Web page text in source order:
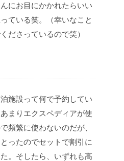
にお目にかかれたらいい
ている笑。（幸いなこと
ださっているので笑）
施設って何で予約してい
まりエクスペディアが使
頻繁に使わないのだが、
ったのでセットで割引に
。そしたら、いずれも高